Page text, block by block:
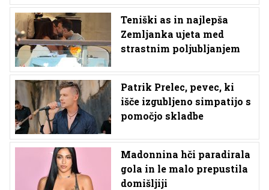
Teniški as in najlepša
Zemljanka ujeta med
strastnim poljubljanjem
Patrik Prelec, pevec, ki
išče izgubljeno simpatijo s
pomočjo skladbe
Madonnina hči paradirala
gola in le malo prepustila
domišljiji